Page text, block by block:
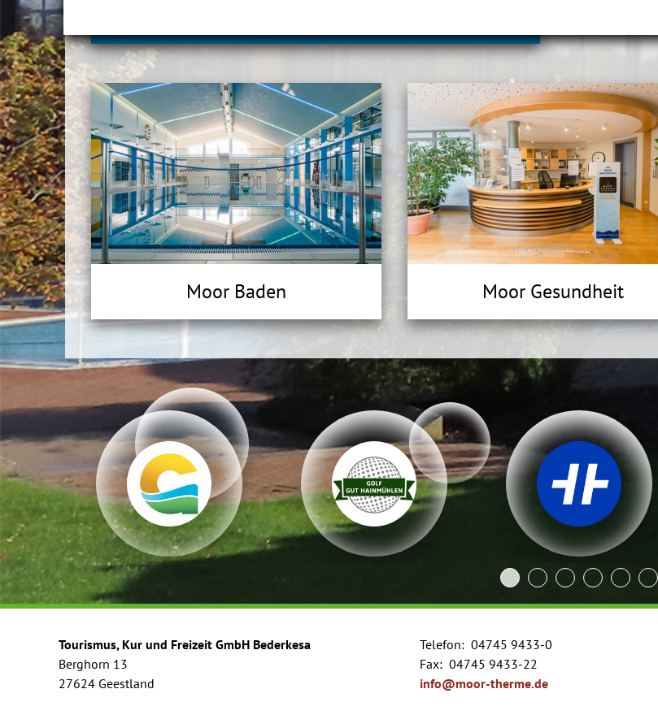
Moor Baden Moor Gesundheit
Tourismus, Kur und Freizeit GmbH Bederkesa
Berghorn 13
27624 Geestland
Telefon: 04745 9433-0
Fax: 04745 9433-22
info@moor-therme.de